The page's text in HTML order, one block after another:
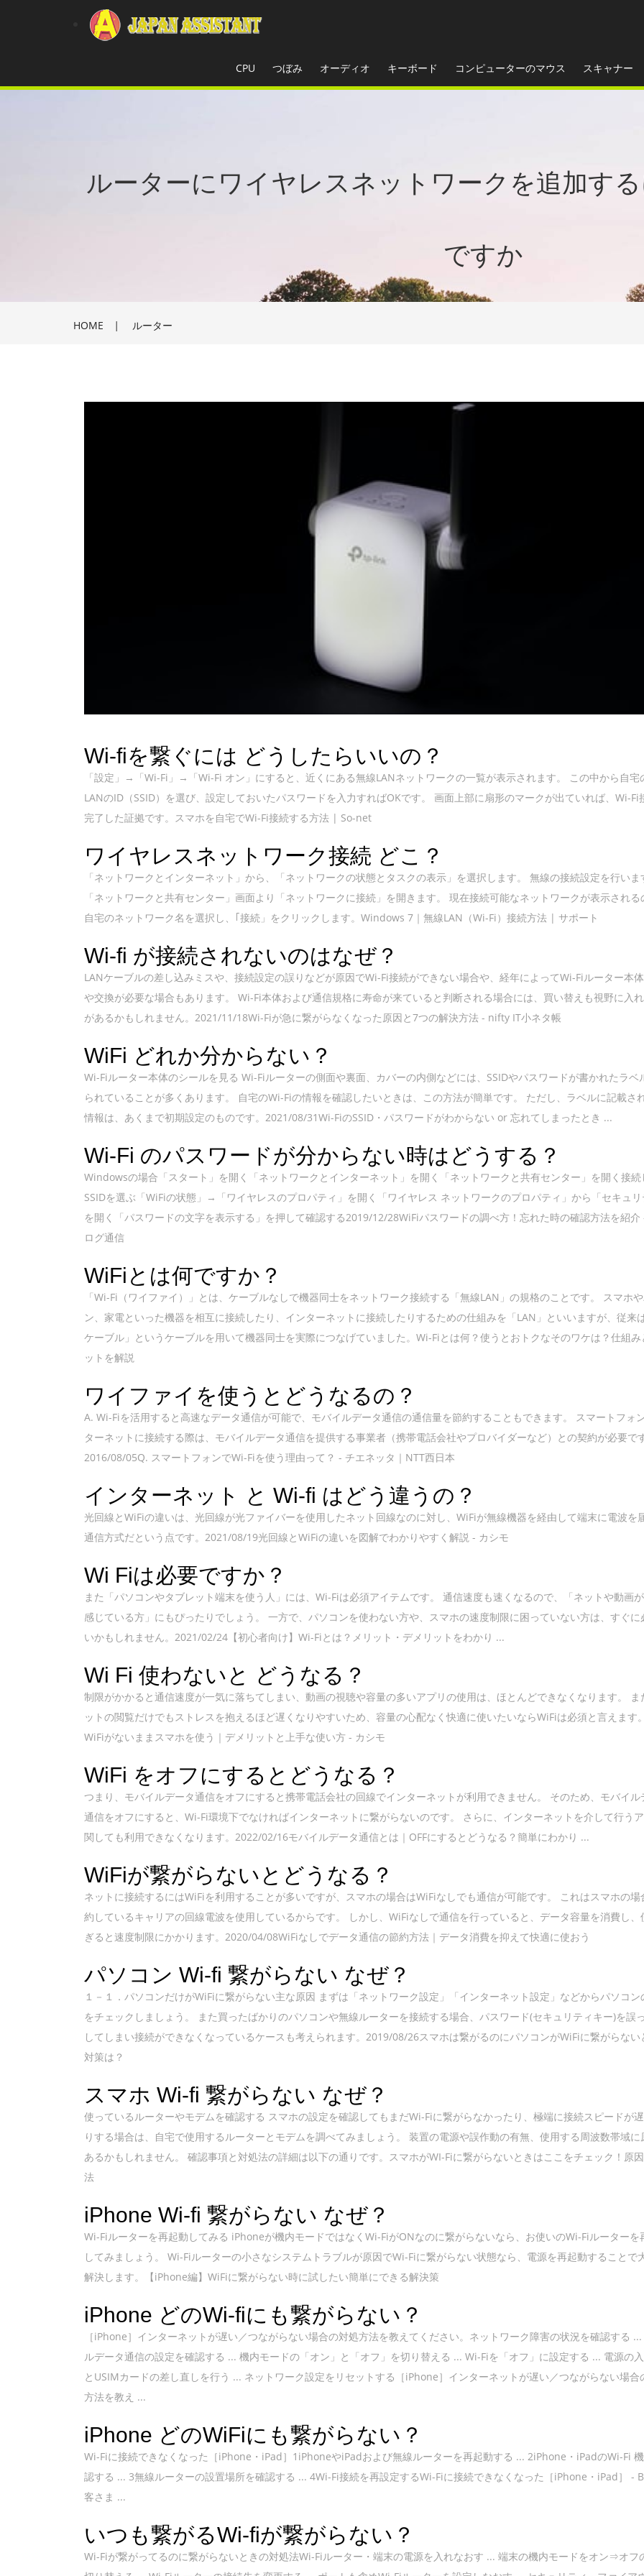
CPU つぼみ オーディオ キーボード コンピューターのマウス スキャナー
ルーターにワイヤレスネットワークを追加す
ですか
HOME | ルーター
Wi-fiを繋ぐには どうしたらいいの？
「設定」→「Wi-Fi」→「Wi-Fi オン」にすると、近くにある無線LANネットワークの一覧が表示されます。 この中から自宅
LANのID（SSID）を選び、設定しておいたパスワードを入力すればOKです。 画面上部に扇形のマークが出ていれば、Wi-Fi
完了した証拠です。スマホを自宅でWi-Fi接続する方法 | So-net
ワイヤレスネットワーク接続 どこ？
「ネットワークとインターネット」から、「ネットワークの状態とタスクの表示」を選択します。 無線の接続設定を行いま
「ネットワークと共有センター」画面より「ネットワークに接続」を開きます。 現在接続可能なネットワークが表示される
自宅のネットワーク名を選択し、｢接続」をクリックします。Windows 7｜無線LAN（Wi-Fi）接続方法 | サポート
Wi-fi が接続されないのはなぜ？
LANケーブルの差し込みミスや、接続設定の誤りなどが原因でWi-Fi接続ができない場合や、経年によってWi-Fiルーター本
や交換が必要な場合もあります。 Wi-Fi本体および通信規格に寿命が来ていると判断される場合には、買い替えも視野に入
があるかもしれません。2021/11/18Wi-Fiが急に繋がらなくなった原因と7つの解決方法 - nifty IT小ネタ帳
WiFi どれか分からない？
Wi-Fiルーター本体のシールを見る Wi-Fiルーターの側面や裏面、カバーの内側などには、SSIDやパスワードが書かれたラベ
られていることが多くあります。 自宅のWi-Fiの情報を確認したいときは、この方法が簡単です。 ただし、ラベルに記載さ
情報は、あくまで初期設定のものです。2021/08/31Wi-FiのSSID・パスワードがわからない or 忘れてしまったとき ...
Wi-Fi のパスワードが分からない時はどうする？
Windowsの場合「スタート」を開く「ネットワークとインターネット」を開く「ネットワークと共有センター」を開く接続
SSIDを選ぶ「WiFiの状態」→「ワイヤレスのプロパティ」を開く「ワイヤレス ネットワークのプロパティ」から「セキュリ
を開く「パスワードの文字を表示する」を押して確認する2019/12/28WiFiパスワードの調べ方！忘れた時の確認方法を紹介
ログ通信
WiFiとは何ですか？
「Wi-Fi（ワイファイ）」とは、ケーブルなしで機器同士をネットワーク接続する「無線LAN」の規格のことです。 スマホ
ン、家電といった機器を相互に接続したり、インターネットに接続したりするための仕組みを「LAN」といいますが、従来
ケーブル」というケーブルを用いて機器同士を実際につなげていました。Wi-Fiとは何？使うとおトクなそのワケは？仕組み
ットを解説
ワイファイを使うとどうなるの？
A. Wi-Fiを活用すると高速なデータ通信が可能で、モバイルデータ通信の通信量を節約することもできます。 スマートフォ
ターネットに接続する際は、モバイルデータ通信を提供する事業者（携帯電話会社やプロバイダーなど）との契約が必要です
2016/08/05Q. スマートフォンでWi-Fiを使う理由って？ - チエネッタ｜NTT西日本
インターネット と Wi-fi はどう違うの？
光回線とWiFiの違いは、光回線が光ファイバーを使用したネット回線なのに対し、WiFiが無線機器を経由して端末に電波を
通信方式だという点です。2021/08/19光回線とWiFiの違いを図解でわかりやすく解説 - カシモ
Wi Fiは必要ですか？
また「パソコンやタブレット端末を使う人」には、Wi-Fiは必須アイテムです。 通信速度も速くなるので、「ネットや動画
感じている方」にもぴったりでしょう。 一方で、パソコンを使わない方や、スマホの速度制限に困っていない方は、すぐに
いかもしれません。2021/02/24【初心者向け】Wi-Fiとは？メリット・デメリットをわかり ...
Wi Fi 使わないと どうなる？
制限がかかると通信速度が一気に落ちてしまい、動画の視聴や容量の多いアプリの使用は、ほとんどできなくなります。 ま
ットの閲覧だけでもストレスを抱えるほど遅くなりやすいため、容量の心配なく快適に使いたいならWiFiは必須と言えます
WiFiがないままスマホを使う｜デメリットと上手な使い方 - カシモ
WiFi をオフにするとどうなる？
つまり、モバイルデータ通信をオフにすると携帯電話会社の回線でインターネットが利用できません。 そのため、モバイル
通信をオフにすると、Wi-Fi環境下でなければインターネットに繋がらないのです。 さらに、インターネットを介して行う
関しても利用できなくなります。2022/02/16モバイルデータ通信とは｜OFFにするとどうなる？簡単にわかり ...
WiFiが繋がらないとどうなる？
ネットに接続するにはWiFiを利用することが多いですが、スマホの場合はWiFiなしでも通信が可能です。 これはスマホの場
約しているキャリアの回線電波を使用しているからです。 しかし、WiFiなしで通信を行っていると、データ容量を消費し、
ぎると速度制限にかかります。2020/04/08WiFiなしでデータ通信の節約方法｜データ消費を抑えて快適に使おう
パソコン Wi-fi 繋がらない なぜ？
１－１．パソコンだけがWiFiに繋がらない主な原因 まずは「ネットワーク設定」「インターネット設定」などからパソコン
をチェックしましょう。 また買ったばかりのパソコンや無線ルーターを接続する場合、パスワード(セキュリティキー)を誤
してしまい接続ができなくなっているケースも考えられます。2019/08/26スマホは繋がるのにパソコンがWiFiに繋がらない
対策は？
スマホ Wi-fi 繋がらない なぜ？
使っているルーターやモデムを確認する スマホの設定を確認してもまだWi-Fiに繋がらなかったり、極端に接続スピードが
りする場合は、自宅で使用するルーターとモデムを調べてみましょう。 装置の電源や誤作動の有無、使用する周波数帯域に
あるかもしれません。 確認事項と対処法の詳細は以下の通りです。スマホがWI-Fiに繋がらないときはここをチェック！原
法
iPhone Wi-fi 繋がらない なぜ？
Wi-Fiルーターを再起動してみる iPhoneが機内モードではなくWi-FiがONなのに繋がらないなら、お使いのWi-Fiルーターを
してみましょう。 Wi-Fiルーターの小さなシステムトラブルが原因でWi-Fiに繋がらない状態なら、電源を再起動することで
解決します。【iPhone編】WiFiに繋がらない時に試したい簡単にできる解決策
iPhone どのWi-fiにも繋がらない？
［iPhone］インターネットが遅い／つながらない場合の対処方法を教えてください。ネットワーク障害の状況を確認する ...
ルデータ通信の設定を確認する ... 機内モードの「オン」と「オフ」を切り替える ... Wi-Fiを「オフ」に設定する ... 電源の
とUSIMカードの差し直しを行う ... ネットワーク設定をリセットする［iPhone］インターネットが遅い／つながらない場合
方法を教え ...
iPhone どのWiFiにも繋がらない？
Wi-Fiに接続できなくなった［iPhone・iPad］1iPhoneやiPadおよび無線ルーターを再起動する ... 2iPhone・iPadのWi-Fi
認する ... 3無線ルーターの設置場所を確認する ... 4Wi-Fi接続を再設定するWi-Fiに接続できなくなった［iPhone・iPad］ -
客さま ...
いつも繋がるWi-fiが繋がらない？
Wi-Fiが繋がってるのに繋がらないときの対処法Wi-Fiルーター・端末の電源を入れなおす ... 端末の機内モードをオン⇒オフ